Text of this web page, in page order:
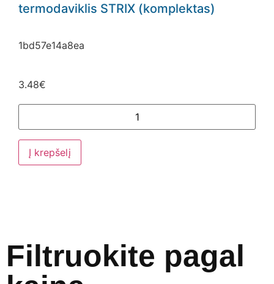
Filtruokite pagal
termodaviklis STRIX (komplektas)
1bd57e14a8ea
3.48€
Į krepšelį